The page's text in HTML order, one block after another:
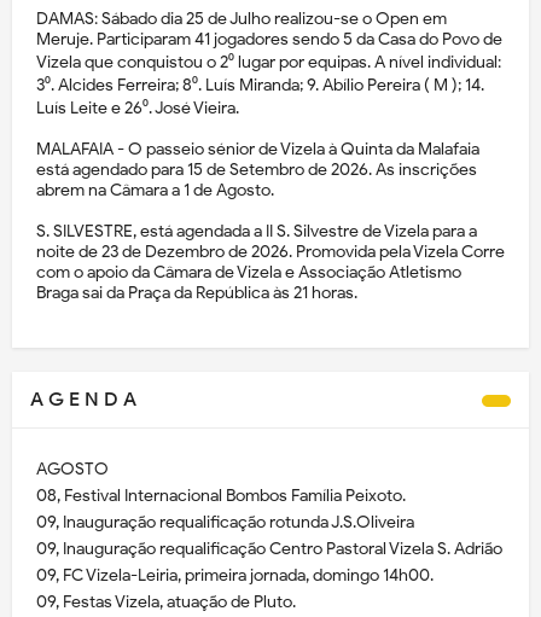
DAMAS: Sábado dia 25 de Julho realizou-se o Open em
Meruje. Participaram 41 jogadores sendo 5 da Casa do Povo de
Vizela que conquistou o 2⁰ lugar por equipas. A nível individual:
3⁰. Alcides Ferreira; 8⁰. Luís Miranda; 9. Abílio Pereira ( M ); 14.
Luís Leite e 26⁰. José Vieira.
MALAFAIA - O passeio sénior de Vizela à Quinta da Malafaia
está agendado para 15 de Setembro de 2026. As inscrições
abrem na Câmara a 1 de Agosto.
S. SILVESTRE, está agendada a II S. Silvestre de Vizela para a
noite de 23 de Dezembro de 2026. Promovida pela Vizela Corre
com o apoio da Câmara de Vizela e Associação Atletismo
Braga sai da Praça da República às 21 horas.
A G E N D A
AGOSTO
08, Festival Internacional Bombos Família Peixoto.
09, Inauguração requalificação rotunda J.S.Oliveira
09, Inauguração requalificação Centro Pastoral Vizela S. Adrião
09, FC Vizela-Leiria, primeira jornada, domingo 14h00.
09, Festas Vizela, atuação de Pluto.